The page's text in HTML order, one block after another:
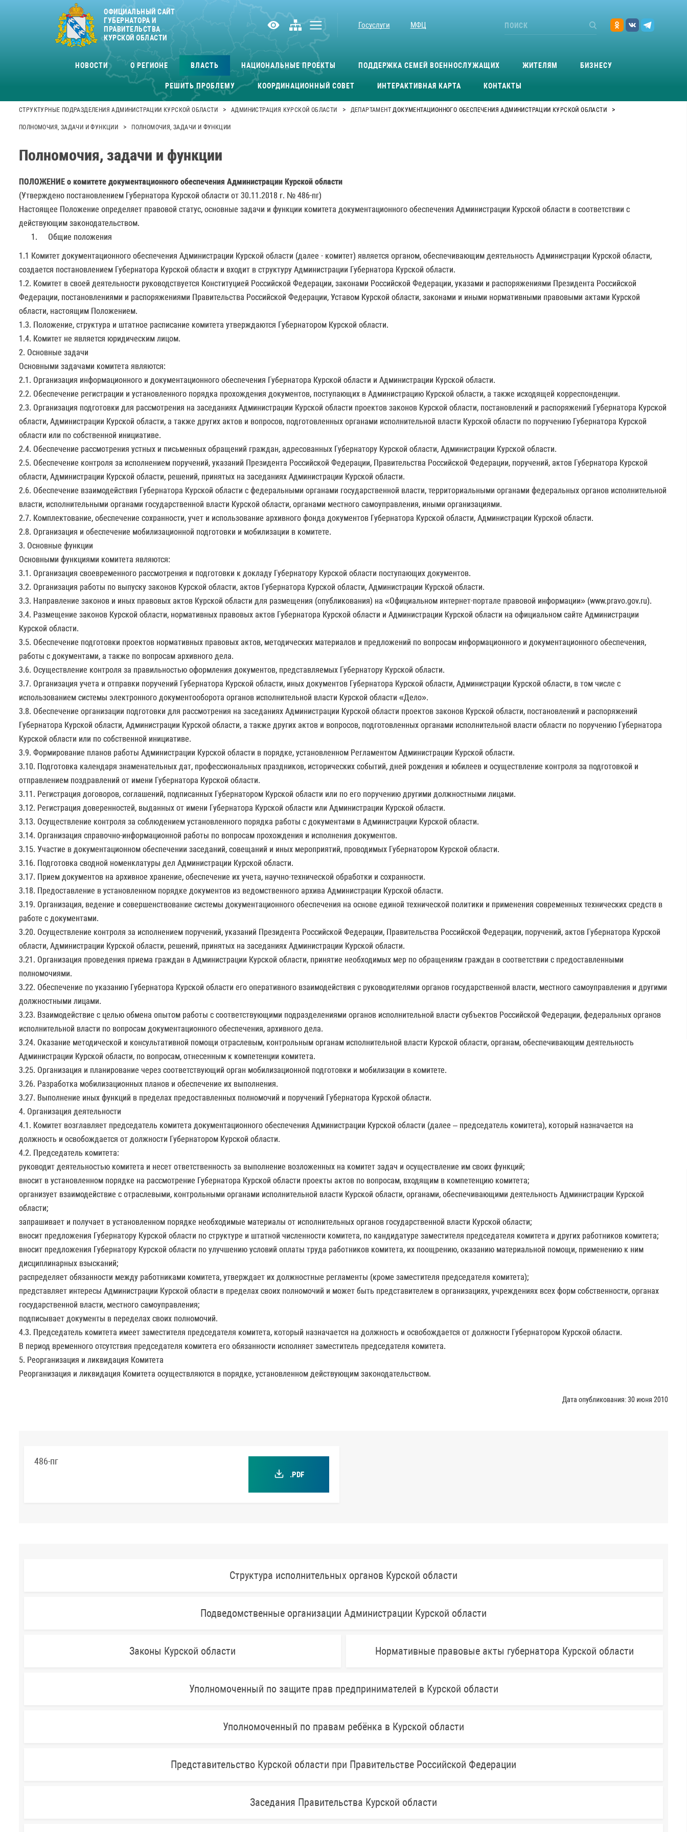
ОФИЦИАЛЬНЫЙ САЙТ
ГУБЕРНАТОРА И
ПРАВИТЕЛЬСТВА
КУРСКОЙ ОБЛАСТИ
Госуслуги МФЦ
НОВОСТИ О РЕГИОНЕ ВЛАСТЬ НАЦИОНАЛЬНЫЕ ПРОЕКТЫ ПОДДЕРЖКА СЕМЕЙ ВОЕННОСЛУЖАЩИХ ЖИТЕЛЯМ БИЗНЕСУ
РЕШИТЬ ПРОБЛЕМУ КООРДИНАЦИОННЫЙ СОВЕТ ИНТЕРАКТИВНАЯ КАРТА КОНТАКТЫ
СТРУКТУРНЫЕ ПОДРАЗДЕЛЕНИЯ АДМИНИСТРАЦИИ КУРСКОЙ ОБЛАСТИ > АДМИНИСТРАЦИЯ КУРСКОЙ ОБЛАСТИ > ДЕПАРТАМЕНТ ДОКУМЕНТАЦИОННОГО ОБЕСПЕЧЕНИЯ АДМИНИСТРАЦИИ КУРСКОЙ ОБЛАСТИ >
ПОЛНОМОЧИЯ, ЗАДАЧИ И ФУНКЦИИ > ПОЛНОМОЧИЯ, ЗАДАЧИ И ФУНКЦИИ
Полномочия, задачи и функции
ПОЛОЖЕНИЕ о комитете документационного обеспечения Администрации Курской области
(Утверждено постановлением Губернатора Курской области от 30.11.2018 г. № 486-пг)
Настоящее Положение определяет правовой статус, основные задачи и функции комитета документационного обеспечения Администрации Курской области в соответствии с
действующим законодательством.
Общие положения
1.1 Комитет документационного обеспечения Администрации Курской области (далее - комитет) является органом, обеспечивающим деятельность Администрации Курской области,
создается постановлением Губернатора Курской области и входит в структуру Администрации Губернатора Курской области.
1.2. Комитет в своей деятельности руководствуется Конституцией Российской Федерации, законами Российской Федерации, указами и распоряжениями Президента Российской
Федерации, постановлениями и распоряжениями Правительства Российской Федерации, Уставом Курской области, законами и иными нормативными правовыми актами Курской
области, настоящим Положением.
1.3. Положение, структура и штатное расписание комитета утверждаются Губернатором Курской области.
1.4. Комитет не является юридическим лицом.
2. Основные задачи
Основными задачами комитета являются:
2.1. Организация информационного и документационного обеспечения Губернатора Курской области и Администрации Курской области.
2.2. Обеспечение регистрации и установленного порядка прохождения документов, поступающих в Администрацию Курской области, а также исходящей корреспонденции.
2.3. Организация подготовки для рассмотрения на заседаниях Администрации Курской области проектов законов Курской области, постановлений и распоряжений Губернатора Курской
области, Администрации Курской области, а также других актов и вопросов, подготовленных органами исполнительной власти Курской области по поручению Губернатора Курской
области или по собственной инициативе.
2.4. Обеспечение рассмотрения устных и письменных обращений граждан, адресованных Губернатору Курской области, Администрации Курской области.
2.5. Обеспечение контроля за исполнением поручений, указаний Президента Российской Федерации, Правительства Российской Федерации, поручений, актов Губернатора Курской
области, Администрации Курской области, решений, принятых на заседаниях Администрации Курской области.
2.6. Обеспечение взаимодействия Губернатора Курской области с федеральными органами государственной власти, территориальными органами федеральных органов исполнительной
власти, исполнительными органами государственной власти Курской области, органами местного самоуправления, иными организациями.
2.7. Комплектование, обеспечение сохранности, учет и использование архивного фонда документов Губернатора Курской области, Администрации Курской области.
2.8. Организация и обеспечение мобилизационной подготовки и мобилизации в комитете.
3. Основные функции
Основными функциями комитета являются:
3.1. Организация своевременного рассмотрения и подготовки к докладу Губернатору Курской области поступающих документов.
3.2. Организация работы по выпуску законов Курской области, актов Губернатора Курской области, Администрации Курской области.
3.3. Направление законов и иных правовых актов Курской области для размещения (опубликования) на «Официальном интернет-портале правовой информации» (www.pravo.gov.ru).
3.4. Размещение законов Курской области, нормативных правовых актов Губернатора Курской области и Администрации Курской области на официальном сайте Администрации
Курской области.
3.5. Обеспечение подготовки проектов нормативных правовых актов, методических материалов и предложений по вопросам информационного и документационного обеспечения,
работы с документами, а также по вопросам архивного дела.
3.6. Осуществление контроля за правильностью оформления документов, представляемых Губернатору Курской области.
3.7. Организация учета и отправки поручений Губернатора Курской области, иных документов Губернатора Курской области, Администрации Курской области, в том числе с
использованием системы электронного документооборота органов исполнительной власти Курской области «Дело».
3.8. Обеспечение организации подготовки для рассмотрения на заседаниях Администрации Курской области проектов законов Курской области, постановлений и распоряжений
Губернатора Курской области, Администрации Курской области, а также других актов и вопросов, подготовленных органами исполнительной власти области по поручению Губернатора
Курской области или по собственной инициативе.
3.9. Формирование планов работы Администрации Курской области в порядке, установленном Регламентом Администрации Курской области.
3.10. Подготовка календаря знаменательных дат, профессиональных праздников, исторических событий, дней рождения и юбилеев и осуществление контроля за подготовкой и
отправлением поздравлений от имени Губернатора Курской области.
3.11. Регистрация договоров, соглашений, подписанных Губернатором Курской области или по его поручению другими должностными лицами.
3.12. Регистрация доверенностей, выданных от имени Губернатора Курской области или Администрации Курской области.
3.13. Осуществление контроля за соблюдением установленного порядка работы с документами в Администрации Курской области.
3.14. Организация справочно-информационной работы по вопросам прохождения и исполнения документов.
3.15. Участие в документационном обеспечении заседаний, совещаний и иных мероприятий, проводимых Губернатором Курской области.
3.16. Подготовка сводной номенклатуры дел Администрации Курской области.
3.17. Прием документов на архивное хранение, обеспечение их учета, научно-технической обработки и сохранности.
3.18. Предоставление в установленном порядке документов из ведомственного архива Администрации Курской области.
3.19. Организация, ведение и совершенствование системы документационного обеспечения на основе единой технической политики и применения современных технических средств в
работе с документами.
3.20. Осуществление контроля за исполнением поручений, указаний Президента Российской Федерации, Правительства Российской Федерации, поручений, актов Губернатора Курской
области, Администрации Курской области, решений, принятых на заседаниях Администрации Курской области.
3.21. Организация проведения приема граждан в Администрации Курской области, принятие необходимых мер по обращениям граждан в соответствии с предоставленными
полномочиями.
3.22. Обеспечение по указанию Губернатора Курской области его оперативного взаимодействия с руководителями органов государственной власти, местного самоуправления и другими
должностными лицами.
3.23. Взаимодействие с целью обмена опытом работы с соответствующими подразделениями органов исполнительной власти субъектов Российской Федерации, федеральных органов
исполнительной власти по вопросам документационного обеспечения, архивного дела.
3.24. Оказание методической и консультативной помощи отраслевым, контрольным органам исполнительной власти Курской области, органам, обеспечивающим деятельность
Администрации Курской области, по вопросам, отнесенным к компетенции комитета.
3.25. Организация и планирование через соответствующий орган мобилизационной подготовки и мобилизации в комитете.
3.26. Разработка мобилизационных планов и обеспечение их выполнения.
3.27. Выполнение иных функций в пределах предоставленных полномочий и поручений Губернатора Курской области.
4. Организация деятельности
4.1. Комитет возглавляет председатель комитета документационного обеспечения Администрации Курской области (далее – председатель комитета), который назначается на
должность и освобождается от должности Губернатором Курской области.
4.2. Председатель комитета:
руководит деятельностью комитета и несет ответственность за выполнение возложенных на комитет задач и осуществление им своих функций;
вносит в установленном порядке на рассмотрение Губернатора Курской области проекты актов по вопросам, входящим в компетенцию комитета;
организует взаимодействие с отраслевыми, контрольными органами исполнительной власти Курской области, органами, обеспечивающими деятельность Администрации Курской
области;
запрашивает и получает в установленном порядке необходимые материалы от исполнительных органов государственной власти Курской области;
вносит предложения Губернатору Курской области по структуре и штатной численности комитета, по кандидатуре заместителя председателя комитета и других работников комитета;
вносит предложения Губернатору Курской области по улучшению условий оплаты труда работников комитета, их поощрению, оказанию материальной помощи, применению к ним
дисциплинарных взысканий;
распределяет обязанности между работниками комитета, утверждает их должностные регламенты (кроме заместителя председателя комитета);
представляет интересы Администрации Курской области в пределах своих полномочий и может быть представителем в организациях, учреждениях всех форм собственности, органах
государственной власти, местного самоуправления;
подписывает документы в переделах своих полномочий.
4.3. Председатель комитета имеет заместителя председателя комитета, который назначается на должность и освобождается от должности Губернатором Курской области.
В период временного отсутствия председателя комитета его обязанности исполняет заместитель председателя комитета.
5. Реорганизация и ликвидация Комитета
Реорганизация и ликвидация Комитета осуществляются в порядке, установленном действующим законодательством.
Дата опубликования: 30 июня 2010
486-пг
.PDF
Структура исполнительных органов Курской области
Подведомственные организации Администрации Курской области
Законы Курской области Нормативные правовые акты губернатора Курской области
Уполномоченный по защите прав предпринимателей в Курской области
Уполномоченный по правам ребёнка в Курской области
Представительство Курской области при Правительстве Российской Федерации
Заседания Правительства Курской области